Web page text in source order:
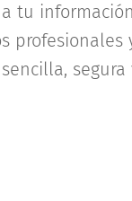
tu
profesionales
segura